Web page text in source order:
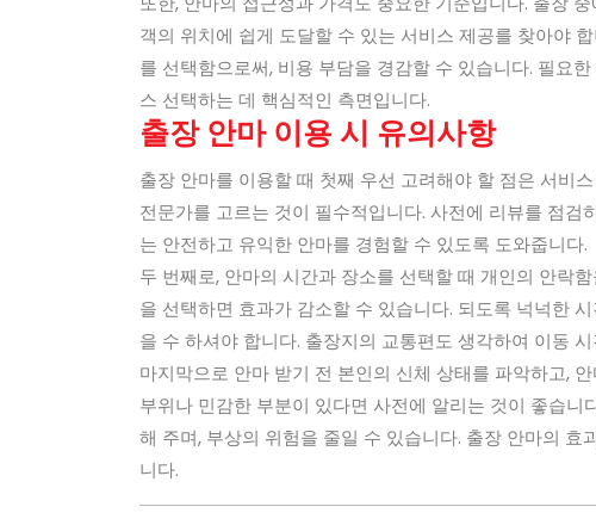
객의 위치에 쉽게 도달할 수 있는 서비스 제공를 찾아야
를 선택함으로써, 비용 부담을 경감할 수 있습니다. 필요
스 선택하는 데 핵심적인 측면입니다.
출장 안마 이용 시 유의사항
출장 안마를 이용할 때 첫째 우선 고려해야 할 점은 서비
전문가를 고르는 것이 필수적입니다. 사전에 리뷰를 점검
는 안전하고 유익한 안마를 경험할 수 있도록 도와줍니다.
두 번째로, 안마의 시간과 장소를 선택할 때 개인의 안락
을 선택하면 효과가 감소할 수 있습니다. 되도록 넉넉한
을 수 하셔야 합니다. 출장지의 교통편도 생각하여 이동
마지막으로 안마 받기 전 본인의 신체 상태를 파악하고,
부위나 민감한 부분이 있다면 사전에 알리는 것이 좋습
해 주며, 부상의 위험을 줄일 수 있습니다. 출장 안마의
니다.